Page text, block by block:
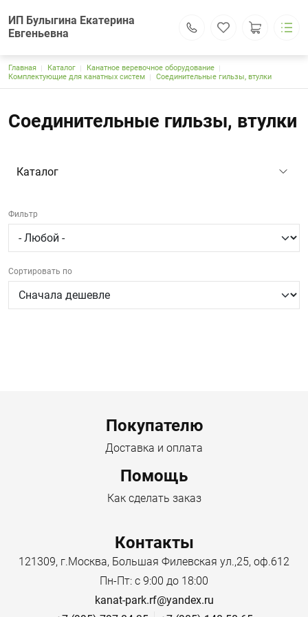
ИП Булыгина Екатерина Евгеньевна
Контакты
ИП Булыгина Екатерина
Евгеньевна
Строка навигации
Главная Каталог
Канатное веревочное оборудование
Комплектующие для канатных систем
Соединительные гильзы, втулки
Соединительные гильзы, втулки
Каталог
Фильтр
Сортировать по
Menu footerПокупателю
Доставка и оплата
Помощь
Как сделать заказ
Контакты
121309, г.Москва, Большая Филевская ул.,25, оф.612
Пн-Пт: с 9:00 до 18:00
kanat-park.rf@yandex.ru